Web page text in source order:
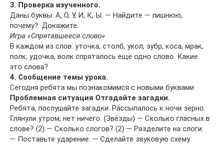
3. Проверка изученного.
Даны буквы: А, О, У, И, К, Ы. — Найдите — лишнюю,
почему?. Докажите.
Игра «Спрятавшееся слово»
В каждом из слов: уточка, столб, укол, зубр, коса, мрак,
полк, удочка, волк спряталось ещё одно слово. Какие
это слова?
4. Сообщение темы урока.
Сегодня ребята мы познакомимся с новыми буквами
Проблемная ситуация Отгадайте загадки.
Ребята, послушайте загадки. Рассыпалось к ночи зерно.
Глянули утром, нет ничего. (Звёзды) — Сколько гласных в
слове? (2) — Сколько слогов? (2) — Разделите на слоги.
— Поставьте ударение. — Сделайте звуковую схему.